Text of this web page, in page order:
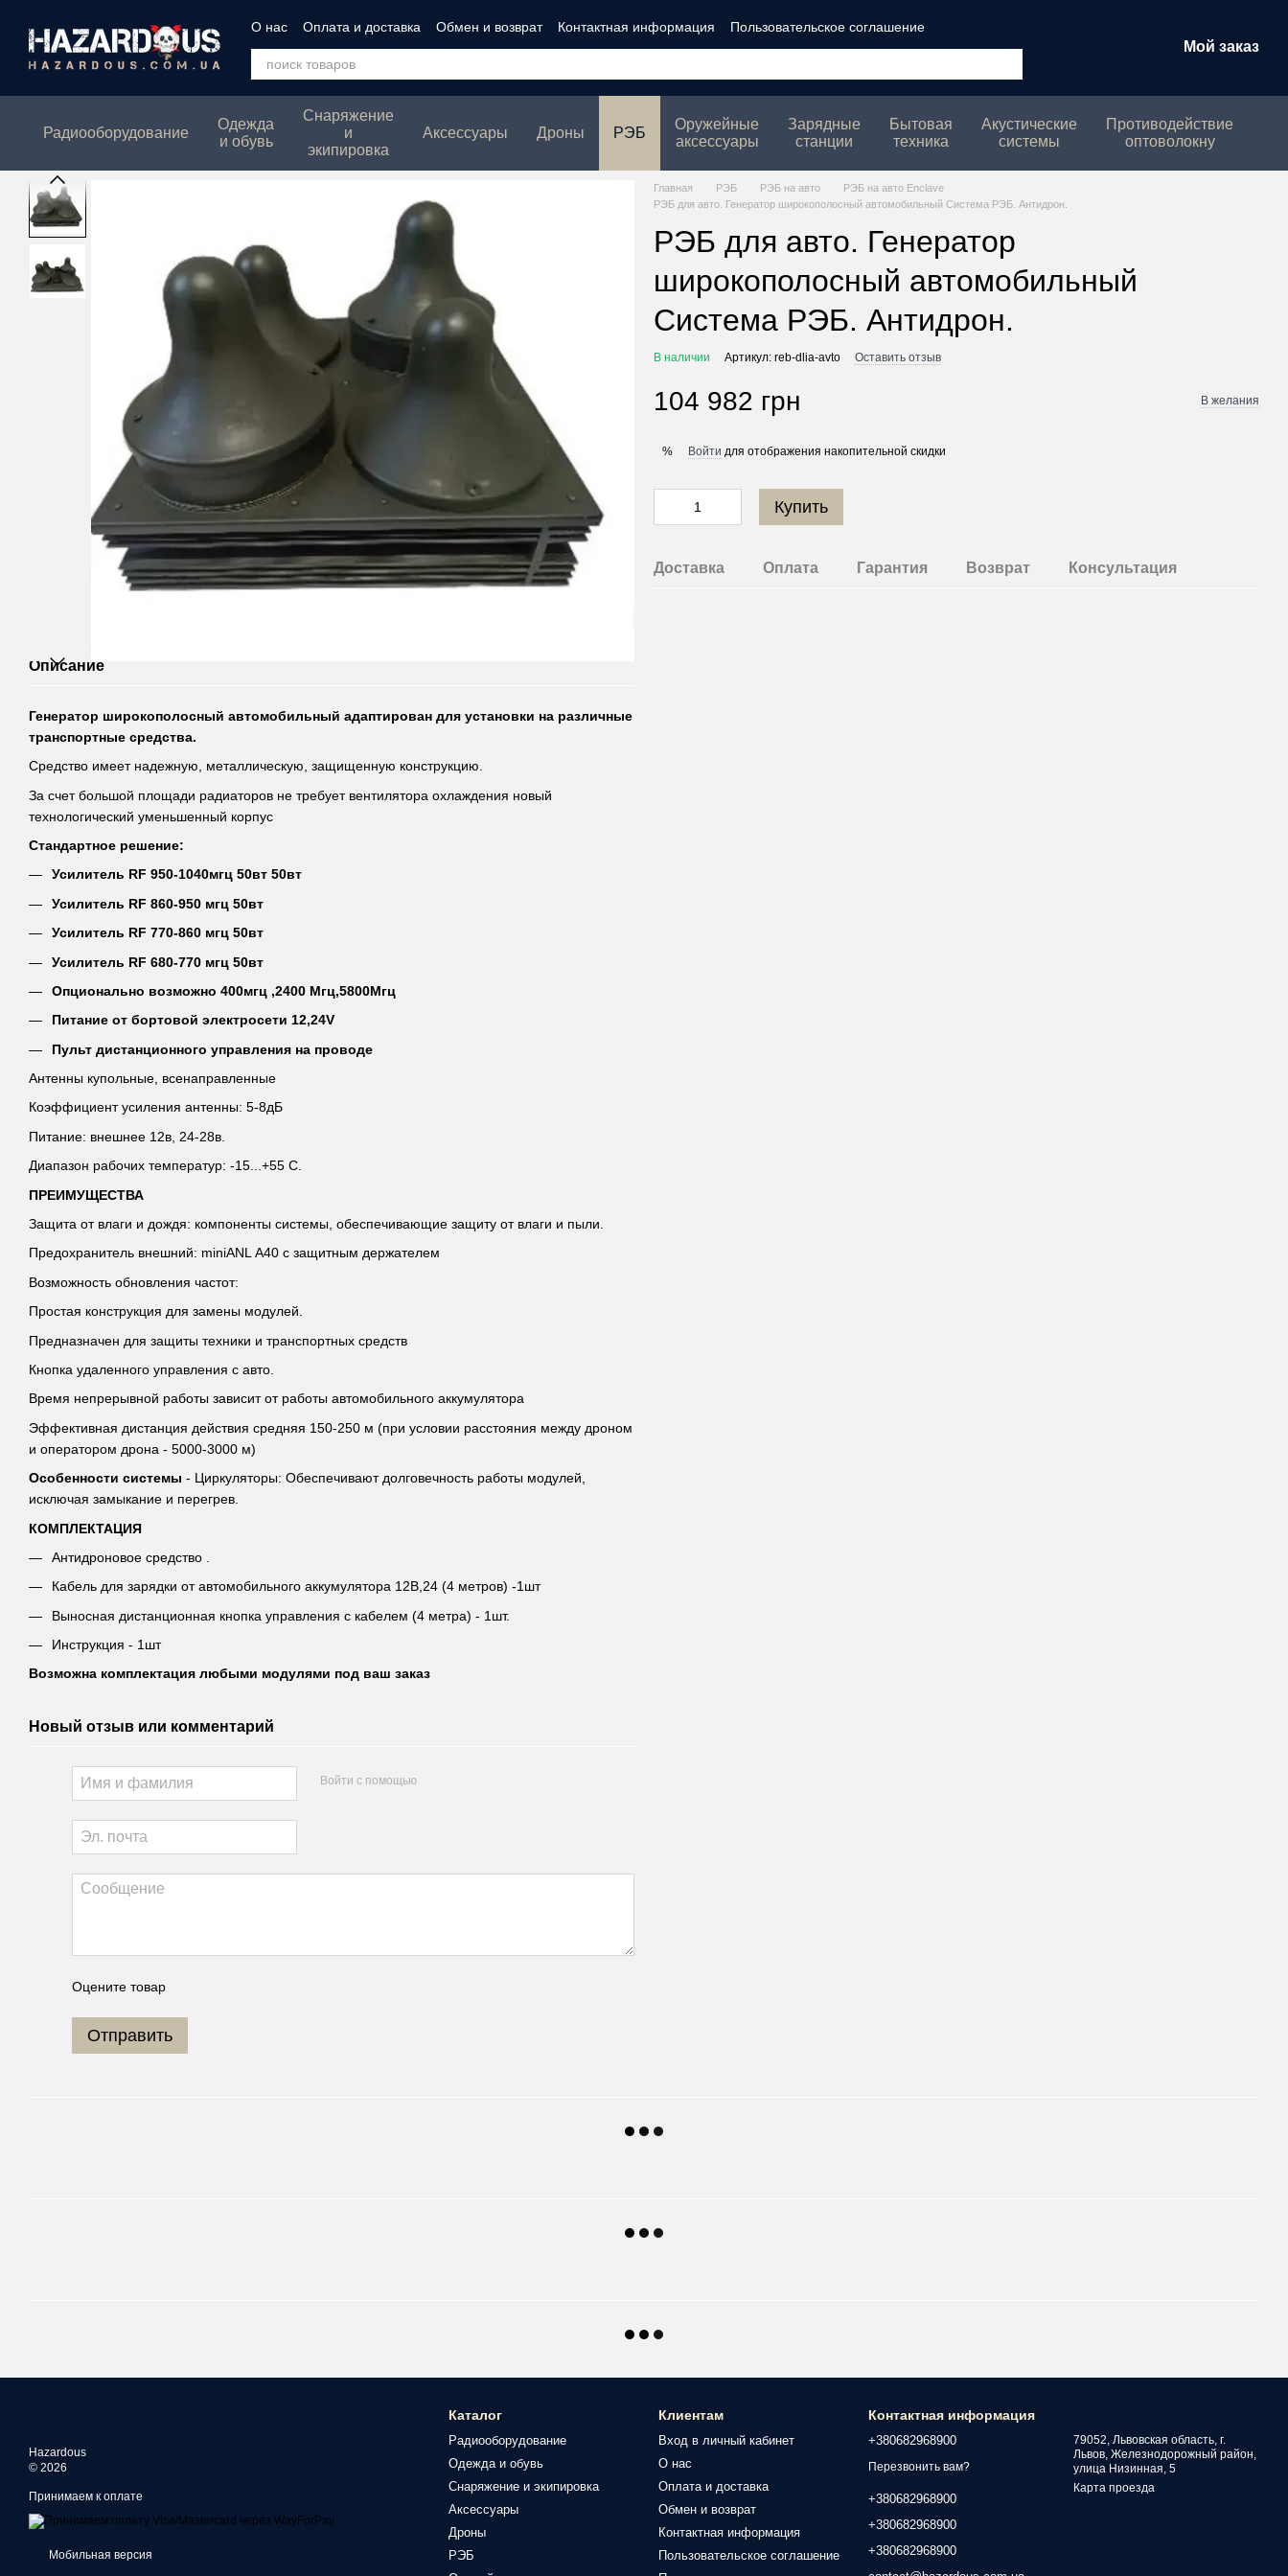
О нас Оплата и доставка Обмен и возврат Контактная информация
Пользовательское соглашение
Политика конфеденциальности
Мой заказ
Радиооборудование
Одежда
и обувь
Снаряжение
и
экипировка
Аксессуары Дроны РЭБ
Оружейные
аксессуары
Зарядные
станции
Бытовая
техника
Акустические
системы
Противодействие
оптоволокну
Описание
Генератор широкополосный автомобильный адаптирован для установки на различные
транспортные средства.
Средство имеет надежную, металлическую, защищенную конструкцию.
За счет большой площади радиаторов не требует вентилятора охлаждения новый
технологический уменьшенный корпус
Стандартное решение:
Усилитель RF 950-1040мгц 50вт 50вт
Усилитель RF 860-950 мгц 50вт
Усилитель RF 770-860 мгц 50вт
Усилитель RF 680-770 мгц 50вт
Опционально возможно 400мгц ,2400 Мгц,5800Мгц
Питание от бортовой электросети 12,24V
Пульт дистанционного управления на проводе
Антенны купольные, всенаправленные
Коэффициент усиления антенны: 5-8дБ
Питание: внешнее 12в, 24-28в.
Диапазон рабочих температур: -15...+55 С.
ПРЕИМУЩЕСТВА
Защита от влаги и дождя: компоненты системы, обеспечивающие защиту от влаги и пыли.
Предохранитель внешний: miniANL А40 с защитным держателем
Возможность обновления частот:
Простая конструкция для замены модулей.
Предназначен для защиты техники и транспортных средств
Кнопка удаленного управления с авто.
Время непрерывной работы зависит от работы автомобильного аккумулятора
Эффективная дистанция действия средняя 150-250 м (при условии расстояния между дроном
и оператором дрона - 5000-3000 м)
Особенности системы - Циркуляторы: Обеспечивают долговечность работы модулей,
исключая замыкание и перегрев.
КОМПЛЕКТАЦИЯ
Антидроновое средство .
Кабель для зарядки от автомобильного аккумулятора 12В,24 (4 метров) -1шт
Выносная дистанционная кнопка управления с кабелем (4 метра) - 1шт.
Инструкция - 1шт
Возможна комплектация любыми модулями под ваш заказ
Новый отзыв или комментарий
Войти с помощью
Оцените товар
Отправить
Главная РЭБ РЭБ на авто
РЭБ на авто Enclave
РЭБ для авто. Генератор широкополосный автомобильный Система РЭБ. Антидрон.
РЭБ для авто. Генератор
широкополосный автомобильный
Система РЭБ. Антидрон.
В наличии Артикул: reb-dlia-avto Оставить отзыв
104 982 грн В желания
% Войти для отображения накопительной скидки
Купить
Доставка Оплата Гарантия Возврат Консультация
Hazardous
© 2026
Принимаем к оплате
Мобильная версия
Каталог
Радиооборудование
Одежда и обувь
Снаряжение и экипировка
Аксессуары
Дроны
РЭБ
Клиентам
Вход в личный кабинет
О нас
Оплата и доставка
Обмен и возврат
Контактная информация
Пользовательское соглашение
Контактная информация
+380682968900
Перезвонить вам?
+380682968900
+380682968900
+380682968900
79052, Львовская область, г.
Львов, Железнодорожный район,
улица Низинная, 5
Карта проезда